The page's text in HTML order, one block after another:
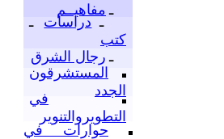
ـ مفاهيــم
ـ دراسات
ـ
كتب
ـ رجال الشرق
المستشرقون
الجدد
في
التطويروالتنوير
حوارات في